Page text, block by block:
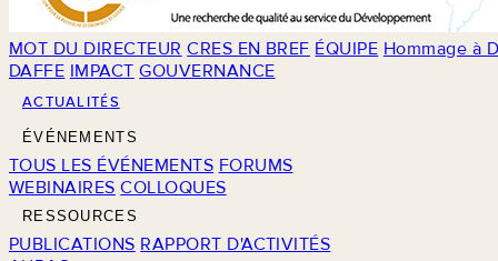
MOT DU DIRECTEUR CRES EN BREF ÉQUIPE Hommage à
DAFFE IMPACT GOUVERNANCE
ACTUALITÉS
ÉVÉNEMENTS
TOUS LES ÉVÉNEMENTS FORUMS
WEBINAIRES COLLOQUES
RESSOURCES
PUBLICATIONS RAPPORT D'ACTIVITÉS